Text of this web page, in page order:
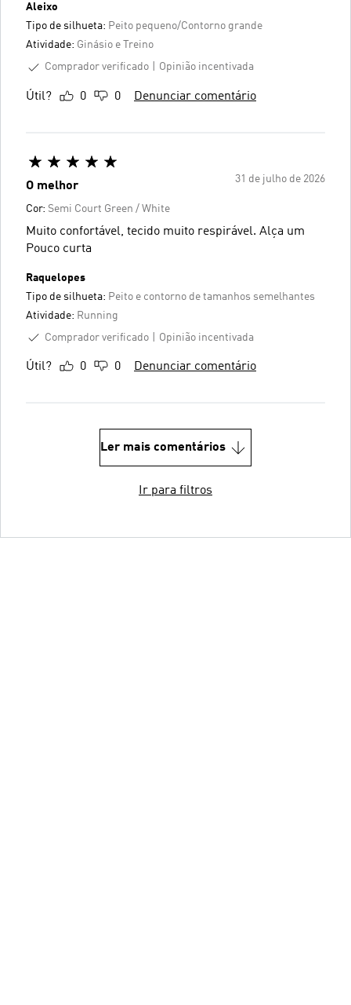
Aleixo
Tipo de silhueta: Peito pequeno/Contorno grande
Atividade: Ginásio e Treino
Comprador verificado
Opinião incentivada
Útil? 0 0 Denunciar comentário
31 de julho de 2026
O melhor
Cor: Semi Court Green / White
Muito confortável, tecido muito respirável. Alça um
Pouco curta
Raquelopes
Tipo de silhueta: Peito e contorno de tamanhos semelhantes
Atividade: Running
Comprador verificado
Opinião incentivada
Útil? 0 0 Denunciar comentário
Ler mais comentários
Ir para filtros